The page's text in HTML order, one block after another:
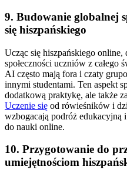
9. Budowanie globalnej
się hiszpańskiego
Ucząc się hiszpańskiego online,
społeczności uczniów z całego
AI często mają fora i czaty
innymi studentami. Ten aspekt
dodatkową praktykę, ale także
Uczenie się od rówieśników i
wzbogacają podróż edukacyjną
do nauki online.
10. Przygotowanie do
umiejętnościom